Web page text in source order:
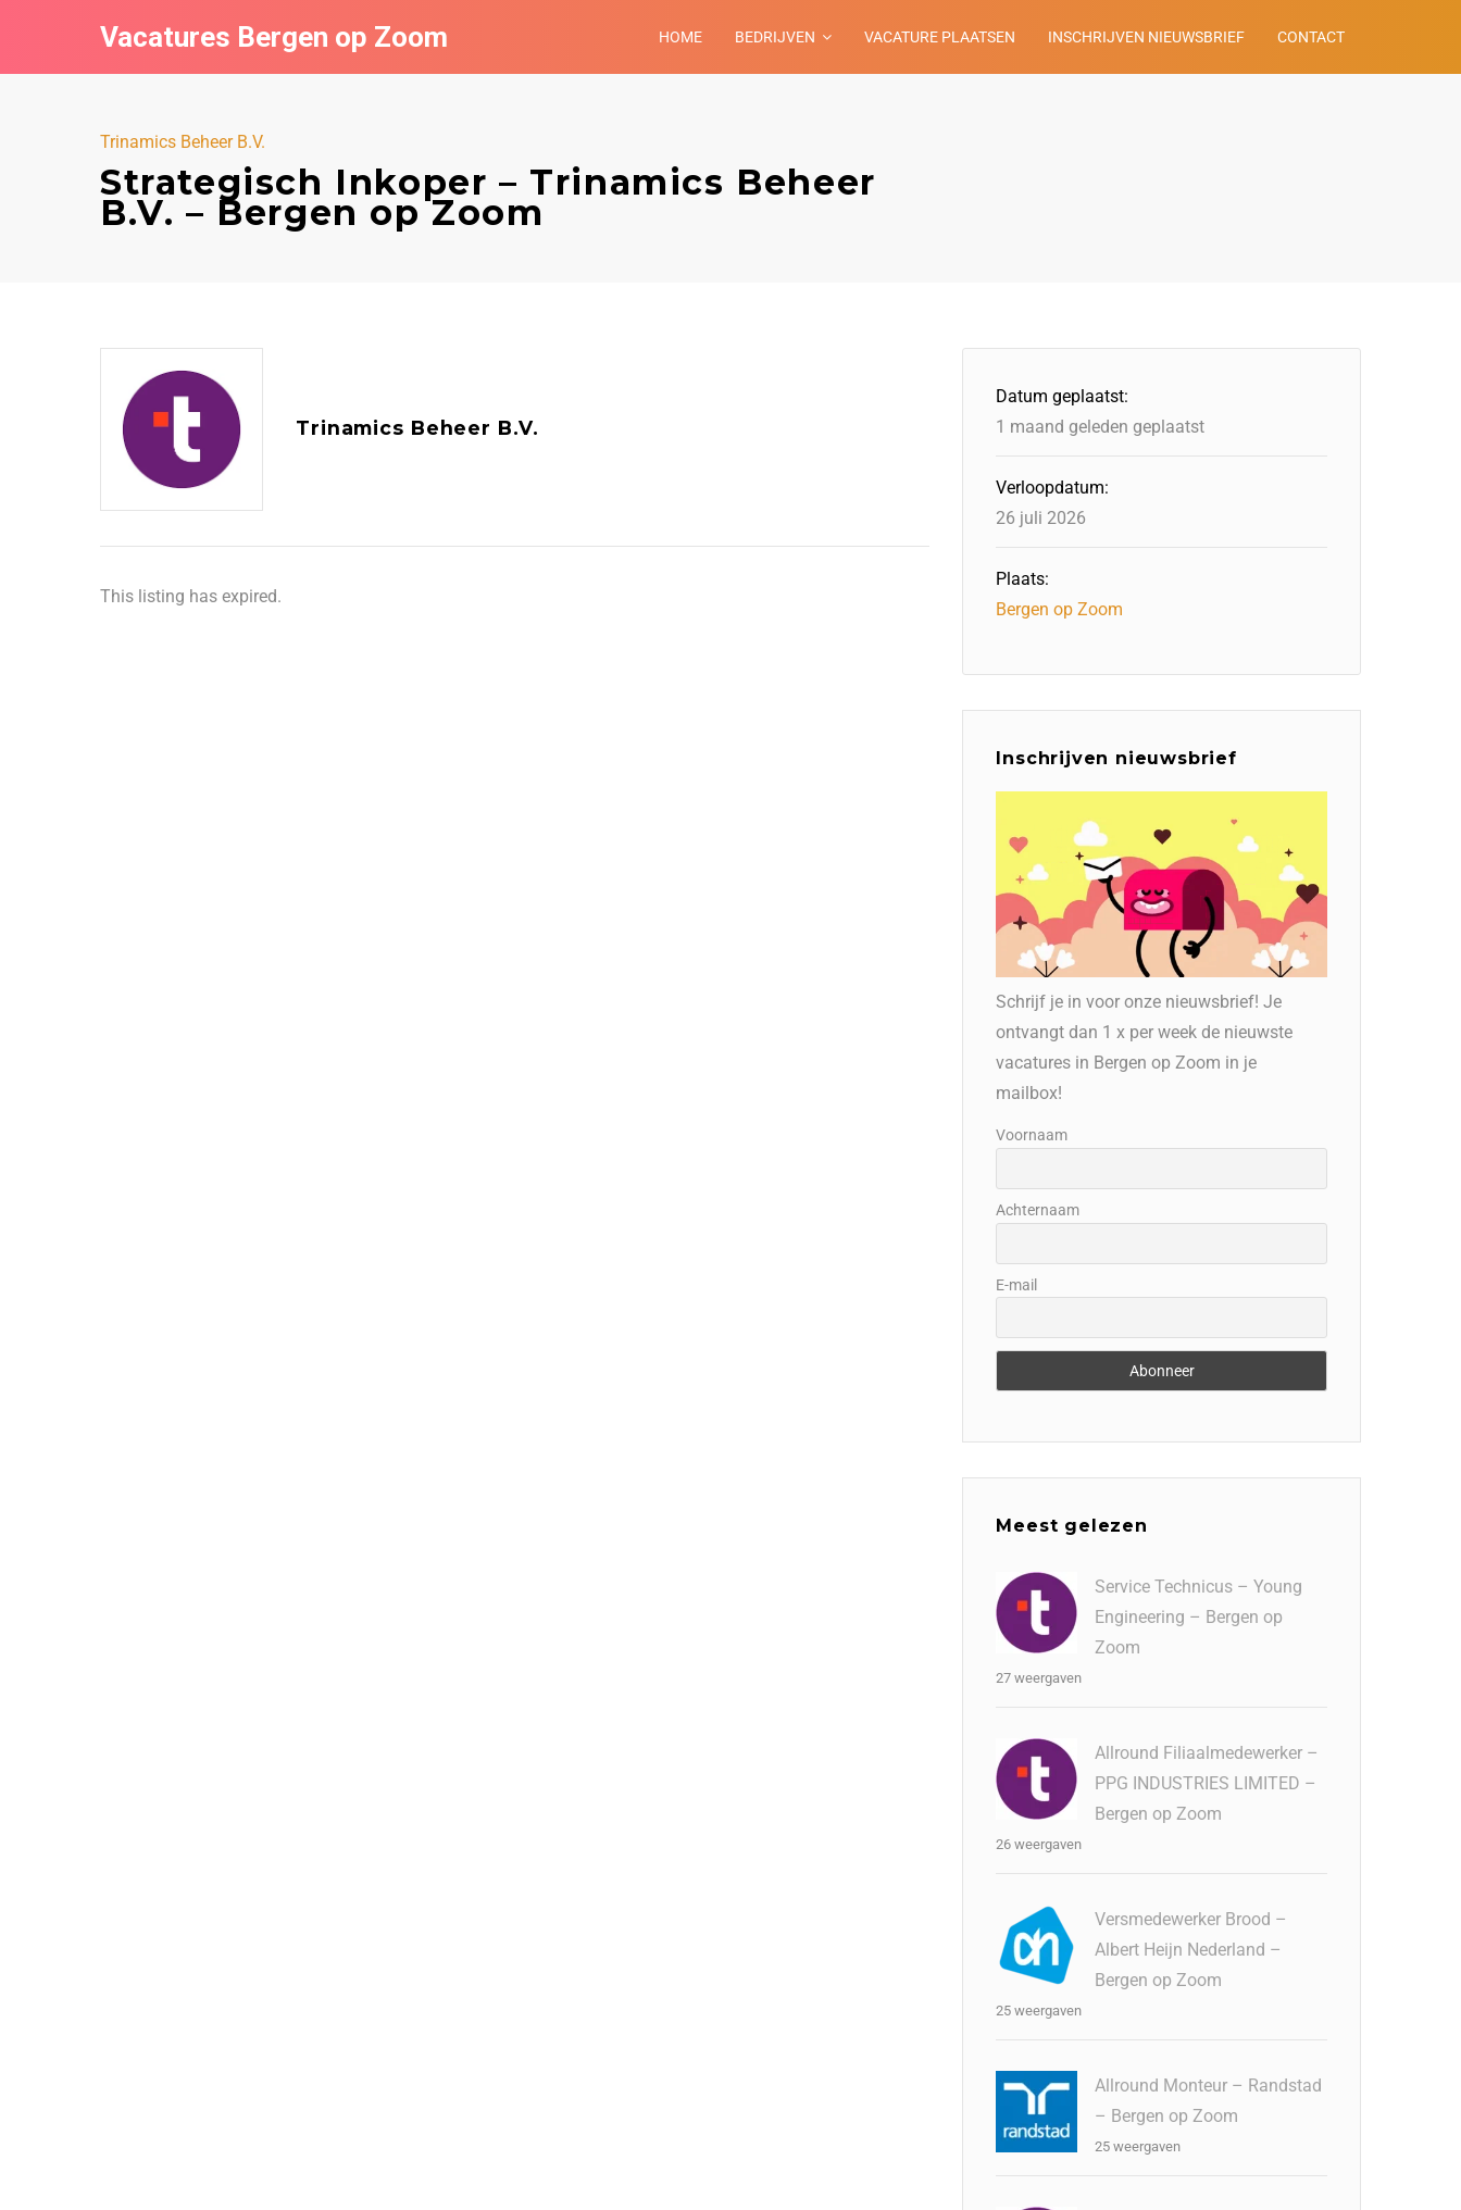
Vacatures Bergen op Zoom HOME BEDRIJVEN VACATURE PLAATSEN INSCHRIJVEN NIEUWSBRIEF CONTACT
Trinamics Beheer B.V.
Strategisch Inkoper – Trinamics Beheer
B.V. – Bergen op Zoom
Trinamics Beheer B.V.
This listing has expired.
Datum geplaatst:
1 maand geleden geplaatst
Verloopdatum:
26 juli 2026
Plaats:
Bergen op Zoom
Inschrijven nieuwsbrief
Schrijf je in voor onze nieuwsbrief! Je
ontvangt dan 1 x per week de nieuwste
vacatures in Bergen op Zoom in je
mailbox!
Voornaam
Achternaam
E-mail
Meest gelezen
Service Technicus – Young
Engineering – Bergen op
Zoom
27 weergaven
Allround Filiaalmedewerker –
PPG INDUSTRIES LIMITED –
Bergen op Zoom
26 weergaven
Versmedewerker Brood –
Albert Heijn Nederland –
Bergen op Zoom
25 weergaven
Allround Monteur – Randstad
– Bergen op Zoom
25 weergaven